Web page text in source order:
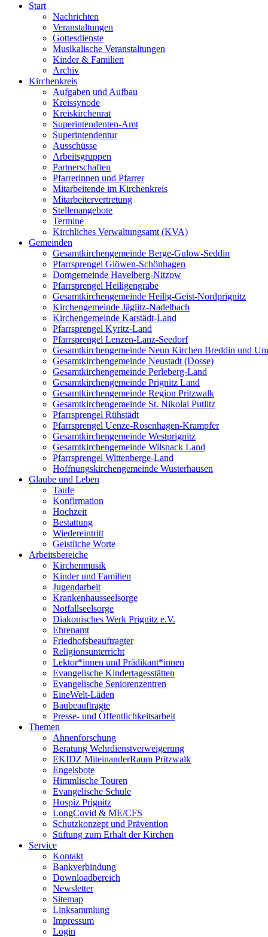
Start
Nachrichten
Veranstaltungen
Gottesdienste
Musikalische Veranstaltungen
Kinder & Familien
Archiv
Kirchenkreis
Aufgaben und Aufbau
Kreissynode
Kreiskirchenrat
Superintendenten-Amt
Superintendentur
Ausschüsse
Arbeitsgruppen
Partnerschaften
Pfarrerinnen und Pfarrer
Mitarbeitende im Kirchenkreis
Mitarbeitervertretung
Stellenangebote
Termine
Kirchliches Verwaltungsamt (KVA)
Gemeinden
Gesamtkirchengemeinde Berge-Gulow-Seddin
Pfarrsprengel Glöwen-Schönhagen
Domgemeinde Havelberg-Nitzow
Pfarrsprengel Heiligengrabe
Gesamtkirchengemeinde Heilig-Geist-Nordprignitz
Kirchengemeinde Jäglitz-Nadelbach
Kirchengemeinde Karstädt-Land
Pfarrsprengel Kyritz-Land
Pfarrsprengel Lenzen-Lanz-Seedorf
Gesamtkirchengemeinde Neun Kirchen Breddin und
Gesamtkirchengemeinde Neustadt (Dosse)
Gesamtkirchengemeinde Perleberg-Land
Gesamtkirchengemeinde Prignitz Land
Gesamtkirchengemeinde Region Pritzwalk
Gesamtkirchengemeinde St. Nikolai Putlitz
Pfarrsprengel Rühstädt
Pfarrsprengel Uenze-Rosenhagen-Krampfer
Gesamtkirchengemeinde Westprignitz
Gesamtkirchengemeinde Wilsnack Land
Pfarrsprengel Wittenberge-Land
Hoffnungskirchengemeinde Wusterhausen
Glaube und Leben
Taufe
Konfirmation
Hochzeit
Bestattung
Wiedereintritt
Geistliche Worte
Arbeitsbereiche
Kirchenmusik
Kinder und Familien
Jugendarbeit
Krankenhausseelsorge
Notfallseelsorge
Diakonisches Werk Prignitz e.V.
Ehrenamt
Friedhofsbeauftragter
Religionsunterricht
Lektor*innen und Prädikant*innen
Evangelische Kindertagesstätten
Evangelische Seniorenzentren
EineWelt-Läden
Baubeauftragte
Presse- und Öffentlichkeitsarbeit
Themen
Ahnenforschung
Beratung Wehrdienstverweigerung
EKIDZ MiteinanderRaum Pritzwalk
Engelsbote
Himmlische Touren
Evangelische Schule
Hospiz Prignitz
LongCovid & ME/CFS
Schutzkonzept und Prävention
Stiftung zum Erhalt der Kirchen
Service
Kontakt
Bankverbindung
Downloadbereich
Newsletter
Sitemap
Linksammlung
Impressum
Login